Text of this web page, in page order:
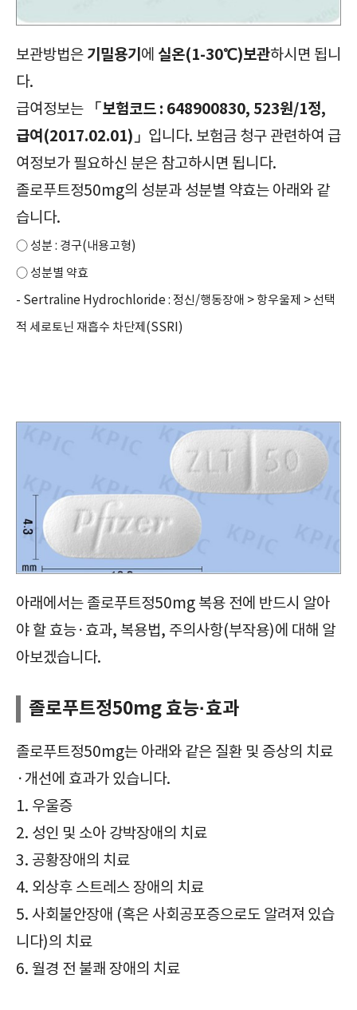
보관방법은 기밀용기 에 실온(1-30℃)보관하시면 됩니
다.
급여정보는
「보험코드 : 648900830, 523원/1정,
급여(2017.02.01)」 입니다. 보험금 청구 관련하여 급
여정보가 필요하신 분은 참고하시면 됩니다.
졸로푸트정50mg의 성분과 성분별 약효는 아래와 같
습니다.
○ 성분 : 경구(내용고형)
○ 성분별 약효
- Sertraline Hydrochloride : 정신/행동장애 > 항우울제 > 선택
적 세로토닌 재흡수 차단제(SSRI)
아래에서는 졸로푸트정50mg 복용 전에 반드시 알아
야 할 효능·효과, 복용법, 주의사항(부작용)에 대해 알
아보겠습니다.
졸로푸트정50mg 효능·효과
졸로푸트정50mg는 아래와 같은 질환 및 증상의 치료
·개선에 효과가 있습니다.
1. 우울증
2. 성인 및 소아 강박장애의 치료
3. 공황장애의 치료
4. 외상후 스트레스 장애의 치료
5. 사회불안장애 (혹은 사회공포증으로도 알려져 있습
니다)의 치료
6. 월경 전 불쾌 장애의 치료